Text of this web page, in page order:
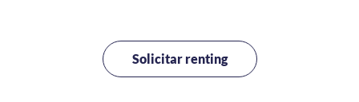
Solicitar renting